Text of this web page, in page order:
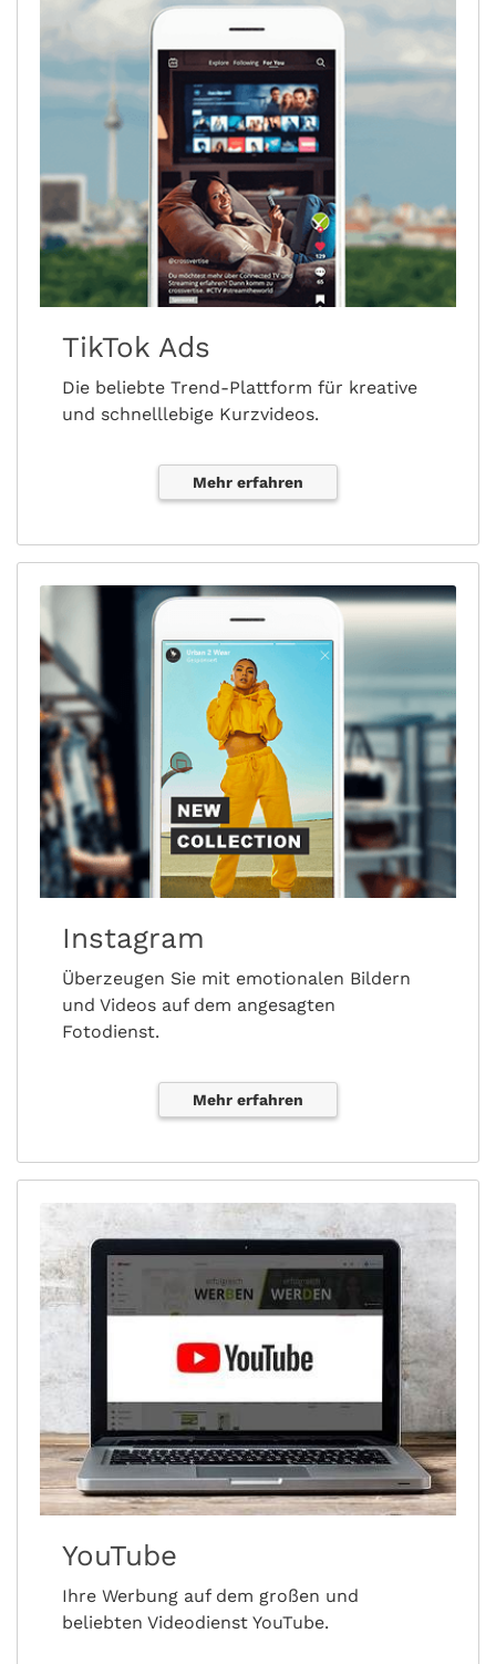
TikTok Ads
Die beliebte Trend-Plattform für kreative
und schnelllebige Kurzvideos.
Mehr erfahren
Instagram
Überzeugen Sie mit emotionalen Bildern
und Videos auf dem angesagten
Fotodienst.
Mehr erfahren
YouTube
Ihre Werbung auf dem großen und
beliebten Videodienst YouTube.